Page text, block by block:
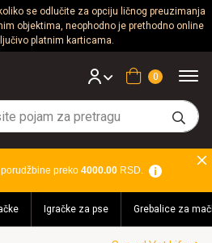
se odlučite za opciju ličnog preuzimanja
objektima, neophodno je prethodno online
platnim karticama.
Korpa
preko 4000.00RSD.
Igračke za pse Grebalice za